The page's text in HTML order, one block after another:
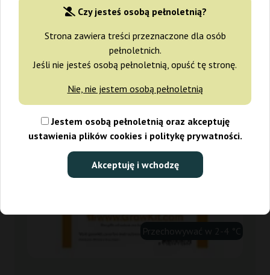
Czy jesteś osobą pełnoletnią?
Strona zawiera treści przeznaczone dla osób
pełnoletnich.
Jeśli nie jesteś osobą pełnoletnią, opuść tę stronę.
Nie, nie jestem osobą pełnoletnią
Jestem osobą pełnoletnią oraz akceptuję
ustawienia plików cookies i politykę prywatności.
Akceptuję i wchodzę